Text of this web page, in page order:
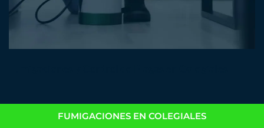
FUMIGACIONES EN COLEGIALES